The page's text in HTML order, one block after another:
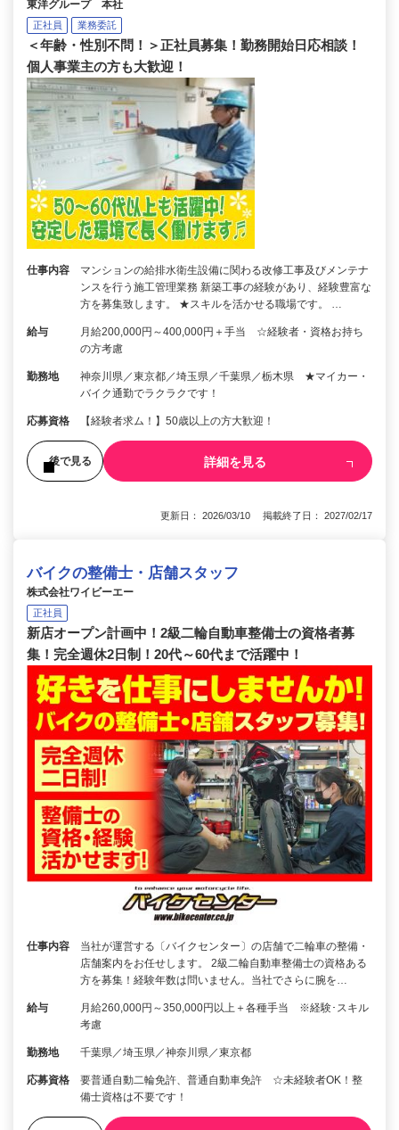
東洋グループ 本社
正社員 業務委託
＜年齢・性別不問！＞正社員募集！勤務開始日応相談！
個人事業主の方も大歓迎！
仕事内容
マンションの給排水衛生設備に関わる改修工事及びメンテナ
ンスを行う施工管理業務 新築工事の経験があり、経験豊富な
方を募集致します。 ★スキルを活かせる職場です。 …
給与
月給200,000円～400,000円＋手当 ☆経験者・資格お持ち
の方考慮
勤務地
神奈川県／東京都／埼玉県／千葉県／栃木県 ★マイカー・
バイク通勤でラクラクです！
応募資格 【経験者求ム！】50歳以上の方大歓迎！
後で見る 詳細を見る
更新日： 2026/03/10 掲載終了日： 2027/02/17
バイクの整備士・店舗スタッフ
株式会社ワイビーエー
正社員
新店オープン計画中！2級二輪自動車整備士の資格者募
集！完全週休2日制！20代～60代まで活躍中！
仕事内容
当社が運営する〔バイクセンター〕の店舗で二輪車の整備・
店舗案内をお任せします。 2級二輪自動車整備士の資格ある
方を募集！経験年数は問いません。当社でさらに腕を…
給与
月給260,000円～350,000円以上＋各種手当 ※経験･スキル
考慮
勤務地 千葉県／埼玉県／神奈川県／東京都
応募資格
要普通自動二輪免許、普通自動車免許 ☆未経験者OK！整
備士資格は不要です！